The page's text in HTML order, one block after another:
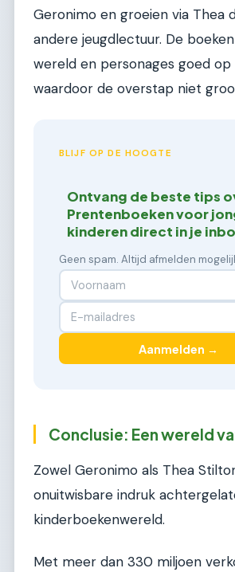
Geronimo en groeien via Thea
andere jeugdlectuur. De
wereld en personages goed op
waardoor de overstap niet
BLIJF OP DE HOOGTE
Ontvang de beste tips
Prentenboeken voor
kinderen direct in je
Geen spam. Altijd afmelden
Aanmelden →
Conclusie: Een wereld
Zowel Geronimo als Thea
onuitwisbare indruk
kinderboekenwereld.
Met meer dan 330 miljoen